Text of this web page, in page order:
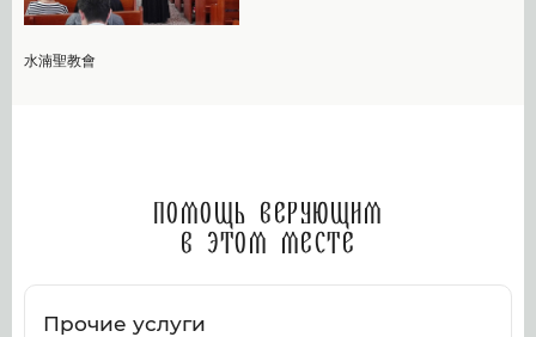
水湳聖教會
Помощь верующим
в этом месте
Прочие услуги